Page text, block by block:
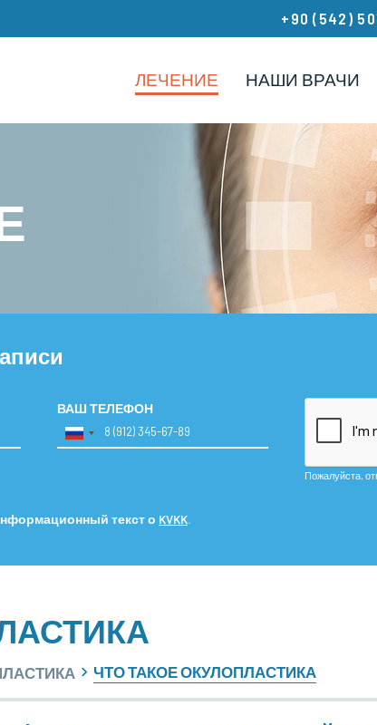
+90 (542)
ЛЕЧЕНИЕ НАШИ ВРАЧИ
ВАШ ТЕЛЕФОН
Пожалуйста,
текст о KVKK.
ЧТО ТАКОЕ ОКУЛОПЛАСТИКА